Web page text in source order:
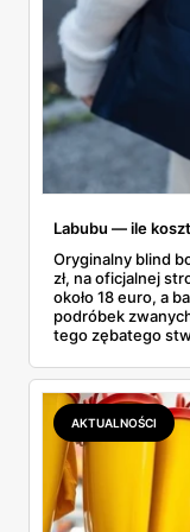
Labubu — ile
Oryginalny blind
zł, na oficjalnej
około 18 euro, a
podróbek
tego zębatego
kosztuje i po
podróbki.
łącznie z jedną
AKTUALNOŚCI